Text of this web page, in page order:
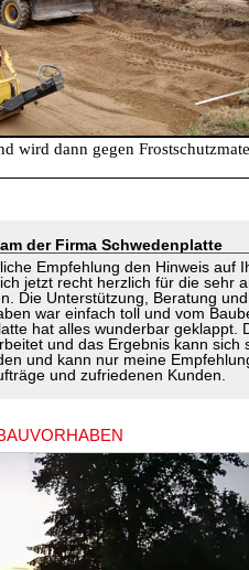
wird dann gegen
der Firma Schwedenplatte
Empfehlung den Hinweis auf
jetzt recht herzlich für die sehr
Die Unterstützung, Beratung und
war einfach toll und vom
hat alles wunderbar geklappt.
und das Ergebnis kann sich
und kann nur meine
und zufriedenen Kunden.